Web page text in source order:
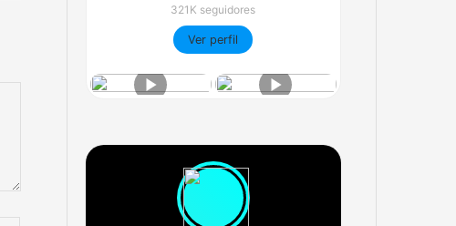
321K seguidores
Ver perfil